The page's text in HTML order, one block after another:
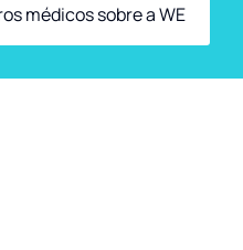
médicos sobre a WE